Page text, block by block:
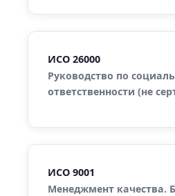
ИСО 26000
Руководство по
ответственности (не
ИСО 9001
Менеджмент качества.